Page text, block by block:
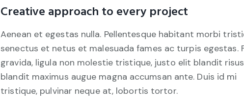
Creative approach to every project
Aenean et egestas nulla. Pellentesque habitant morbi
senectus et netus et malesuada fames ac turpis egestas.
gravida, ligula non molestie tristique, justo elit blandit
blandit maximus augue magna accumsan ante. Duis id mi
tristique, pulvinar neque at, lobortis tortor.